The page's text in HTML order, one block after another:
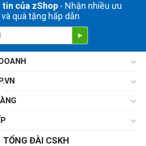
tin của zShop- Nhận nhiều ưu
quà tặng hấp dẫn
TỔNG ĐÀI CSKH